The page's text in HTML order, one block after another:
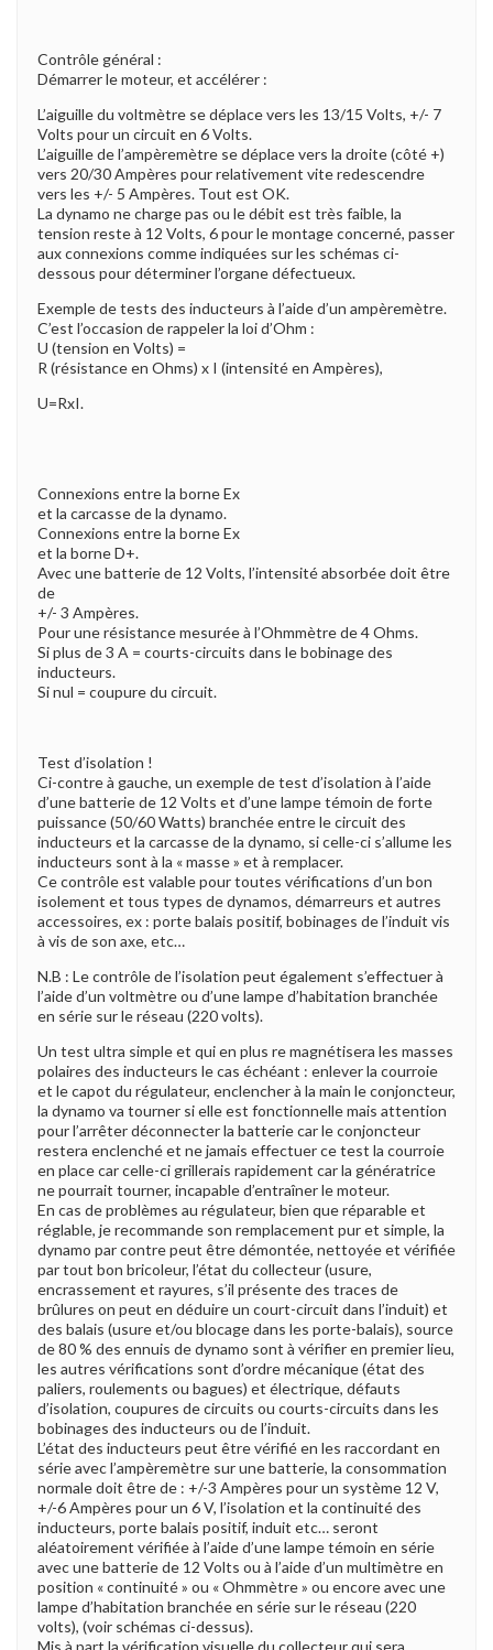
Contrôle général :
Démarrer le moteur, et accélérer :
L’aiguille du voltmètre se déplace vers les 13/15 Volts, +/- 7
Volts pour un circuit en 6 Volts.
L’aiguille de l’ampèremètre se déplace vers la droite (côté +)
vers 20/30 Ampères pour relativement vite redescendre
vers les +/- 5 Ampères. Tout est OK.
La dynamo ne charge pas ou le débit est très faible, la
tension reste à 12 Volts, 6 pour le montage concerné, passer
aux connexions comme indiquées sur les schémas ci-
dessous pour déterminer l’organe défectueux.
Exemple de tests des inducteurs à l’aide d’un ampèremètre.
C’est l’occasion de rappeler la loi d’Ohm :
U (tension en Volts) =
R (résistance en Ohms) x I (intensité en Ampères),
U=RxI.
Connexions entre la borne Ex
et la carcasse de la dynamo.
Connexions entre la borne Ex
et la borne D+.
Avec une batterie de 12 Volts, l’intensité absorbée doit être
de
+/- 3 Ampères.
Pour une résistance mesurée à l’Ohmmètre de 4 Ohms.
Si plus de 3 A = courts-circuits dans le bobinage des
inducteurs.
Si nul = coupure du circuit.
Test d’isolation !
Ci-contre à gauche, un exemple de test d’isolation à l’aide
d’une batterie de 12 Volts et d’une lampe témoin de forte
puissance (50/60 Watts) branchée entre le circuit des
inducteurs et la carcasse de la dynamo, si celle-ci s’allume les
inducteurs sont à la « masse » et à remplacer.
Ce contrôle est valable pour toutes vérifications d’un bon
isolement et tous types de dynamos, démarreurs et autres
accessoires, ex : porte balais positif, bobinages de l’induit vis
à vis de son axe, etc…
N.B : Le contrôle de l’isolation peut également s’effectuer à
l’aide d’un voltmètre ou d’une lampe d’habitation branchée
en série sur le réseau (220 volts).
Un test ultra simple et qui en plus re magnétisera les masses
polaires des inducteurs le cas échéant : enlever la courroie
et le capot du régulateur, enclencher à la main le conjoncteur,
la dynamo va tourner si elle est fonctionnelle mais attention
pour l’arrêter déconnecter la batterie car le conjoncteur
restera enclenché et ne jamais effectuer ce test la courroie
en place car celle-ci grillerais rapidement car la génératrice
ne pourrait tourner, incapable d’entraîner le moteur.
En cas de problèmes au régulateur, bien que réparable et
réglable, je recommande son remplacement pur et simple, la
dynamo par contre peut être démontée, nettoyée et vérifiée
par tout bon bricoleur, l’état du collecteur (usure,
encrassement et rayures, s’il présente des traces de
brûlures on peut en déduire un court-circuit dans l’induit) et
des balais (usure et/ou blocage dans les porte-balais), source
de 80 % des ennuis de dynamo sont à vérifier en premier lieu,
les autres vérifications sont d’ordre mécanique (état des
paliers, roulements ou bagues) et électrique, défauts
d’isolation, coupures de circuits ou courts-circuits dans les
bobinages des inducteurs ou de l’induit.
L’état des inducteurs peut être vérifié en les raccordant en
série avec l’ampèremètre sur une batterie, la consommation
normale doit être de : +/-3 Ampères pour un système 12 V,
+/-6 Ampères pour un 6 V, l’isolation et la continuité des
inducteurs, porte balais positif, induit etc… seront
aléatoirement vérifiée à l’aide d’une lampe témoin en série
avec une batterie de 12 Volts ou à l’aide d’un multimètre en
position « continuité » ou « Ohmmètre » ou encore avec une
lampe d’habitation branchée en série sur le réseau (220
volts), (voir schémas ci-dessus).